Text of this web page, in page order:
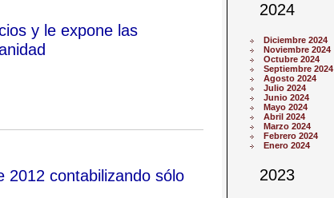
y le expone las
2012 contabilizando sólo
2024
Diciembre 2024
Noviembre 2024
Octubre 2024
Septiembre 2024
Agosto 2024
Julio 2024
Junio 2024
Mayo 2024
Abril 2024
Marzo 2024
Febrero 2024
Enero 2024
2023